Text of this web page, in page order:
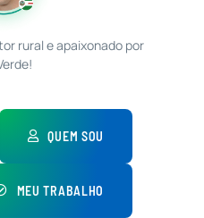
rural e apaixonado por
QUEM SOU
MEU TRABALHO